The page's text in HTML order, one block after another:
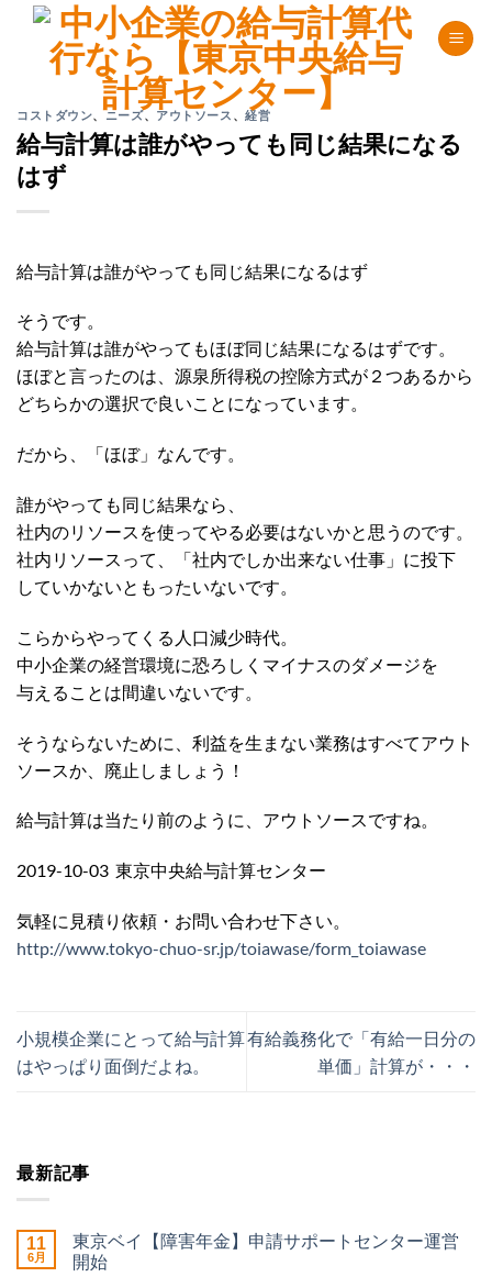
content
コストダウン、ニーズ、 アウトソース 、経営
給与計算は誰がやっても同じ結果になる
はず
給与計算は誰がやっても同じ結果になるはず
そうです。
給与計算は誰がやってもほぼ同じ結果になるはずです。
ほぼと言ったのは、源泉所得税の控除方式が２つあるから
どちらかの選択で良いことになっています。
だから、「ほぼ」なんです。
誰がやっても同じ結果なら、
社内のリソースを使ってやる必要はないかと思うのです。
社内リソースって、「社内でしか出来ない仕事」に投下
していかないともったいないです。
こらからやってくる人口減少時代。
中小企業の経営環境に恐ろしくマイナスのダメージを
与えることは間違いないです。
そうならないために、利益を生まない業務はすべてアウト
ソースか、廃止しましょう！
給与計算は当たり前のように、アウトソースですね。
2019-10-03 東京中央給与計算センター
気軽に見積り依頼・お問い合わせ下さい。
http://www.tokyo-chuo-sr.jp/toiawase/form_toiawase
小規模企業にとって給与計算
はやっぱり面倒だよね。
有給義務化で「有給一日分の
単価」計算が・・・
最新記事
11
6月
東京ベイ【障害年金】申請サポートセンター運営
開始